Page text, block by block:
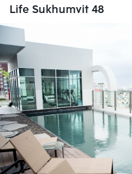
Life Sukhumvit 48